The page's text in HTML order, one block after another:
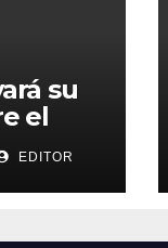
su
el
banca
EDITOR